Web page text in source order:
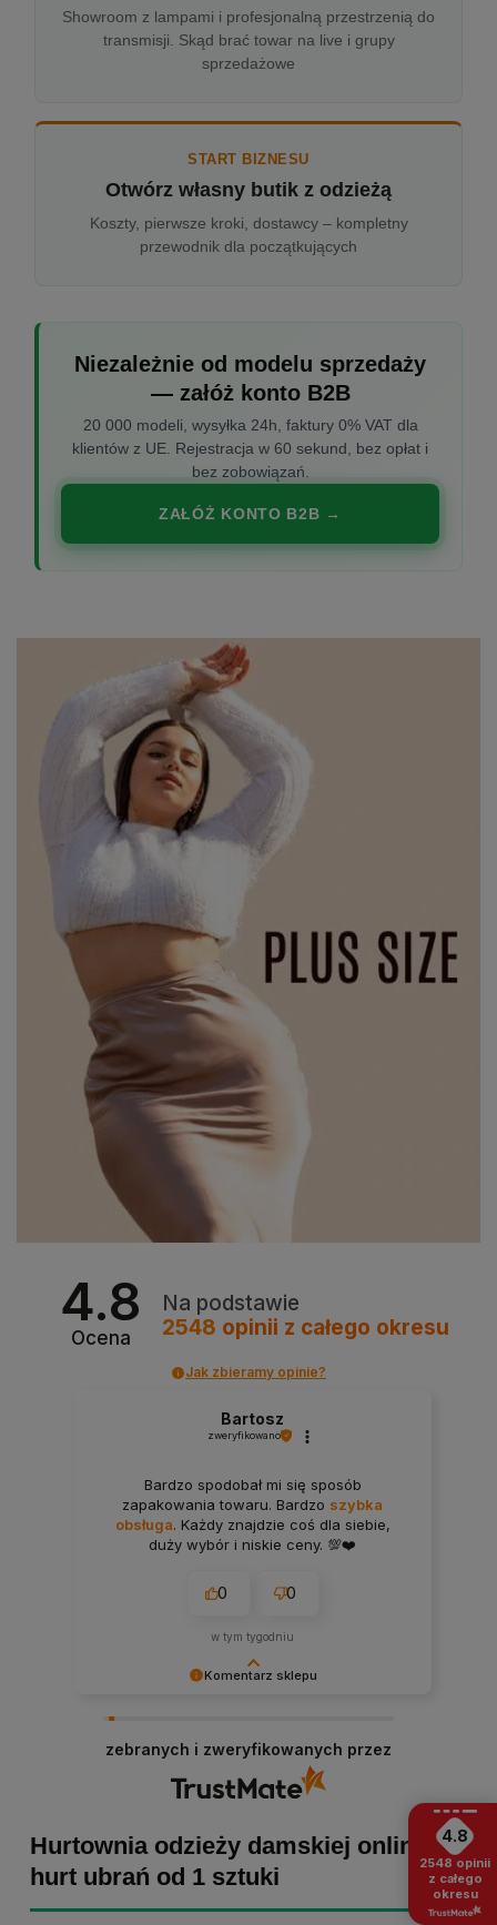
Showroom z lampami i profesjonalną przestrzenią do
transmisji. Skąd brać towar na live i grupy
sprzedażowe
START BIZNESU
Otwórz własny butik z odzieżą
Koszty, pierwsze kroki, dostawcy – kompletny
przewodnik dla początkujących
Niezależnie od modelu sprzedaży
— załóż konto B2B
20 000 modeli, wysyłka 24h, faktury 0% VAT dla
klientów z UE. Rejestracja w 60 sekund, bez opłat i
bez zobowiązań.
ZAŁÓŻ KONTO B2B →
4.8
Ocena
Na podstawie
2548 opinii z całego okresu
Jak zbieramy opinie?
Komentarz sklepu
tym bardziej cieszymy się, że zakup przebiegł
pomyślnie. Obiecujemy utrzymać dobrą passę -
zapraszamy ponownie! :)
Bartosz
zweryfikowano
Bardzo spodobał mi się sposób
zapakowania towaru. Bardzo szybka
obsługa. Każdy znajdzie coś dla siebie,
duży wybór i niskie ceny. 💯❤️
0 0
w tym tygodniu
zebranych i zweryfikowanych przez
Hurtownia odzieży damskiej online -
hurt ubrań od 1 sztuki
4.8
2548 opinii
z całego
okresu